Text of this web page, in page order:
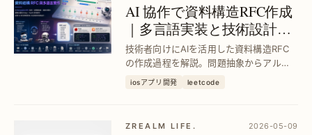
AI 協作で資料構造RFC作成
｜多言語実装と技術設計の
深掘り
技術者向けにAIを活用した資料構造RFC
の作成過程を解説。問題抽象からアルゴ
リズム選定、Ruby・Swift実装まで、AIと
iosアプリ開発 leetcode
ZREALM LIFE. 2026-05-09